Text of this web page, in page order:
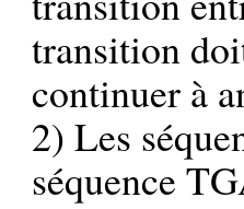
transition
continuer à
2) Les
séquence